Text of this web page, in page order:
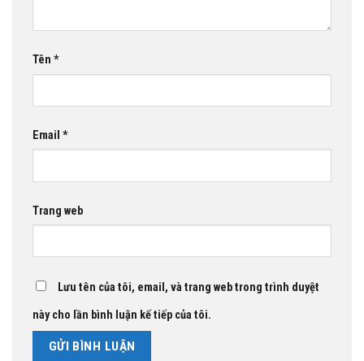
Tên *
Email *
Trang web
Lưu tên của tôi, email, và trang web trong trình duyệt
này cho lần bình luận kế tiếp của tôi.